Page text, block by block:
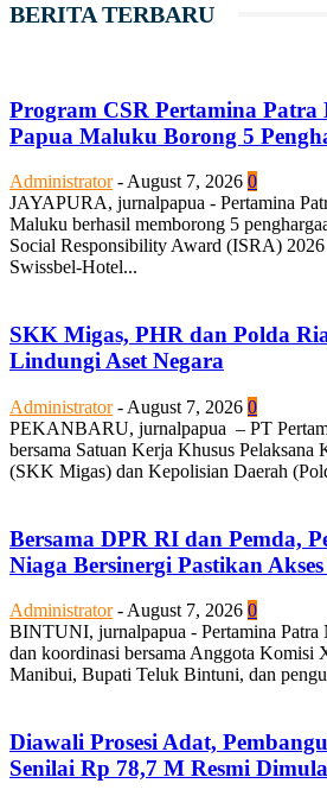
BERITA TERBARU
Program CSR Pertamina Patra
Papua Maluku Borong 5
Administrator -August 7, 2026 0
JAYAPURA, jurnalpapua - Pertamina
Maluku berhasil memborong 5
Social Responsibility Award (ISRA) 2026
Swissbel-Hotel...
SKK Migas, PHR dan Polda
Lindungi Aset Negara
Administrator - August 7, 2026 0
PEKANBARU, jurnalpapua – PT
bersama Satuan Kerja Khusus
(SKK Migas) dan Kepolisian Daerah
Bersama DPR RI dan Pemda,
Niaga Bersinergi Pastikan
Administrator - August 7, 2026 0
BINTUNI, jurnalpapua - Pertamina Patra
dan koordinasi bersama Anggota
Manibui, Bupati Teluk Bintuni, dan
Diawali Prosesi Adat,
Senilai Rp 78,7 M Resmi